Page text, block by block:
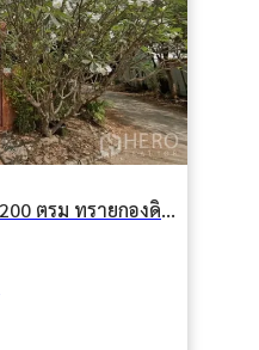
ให้เช่าหรือขาย โกดัง 1200 ตรม ทรายกองดินใต้ คลองสามวา กรุงเทพมหานคร